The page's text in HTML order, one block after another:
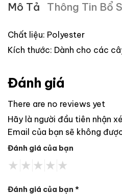
Mô Tả Thông Tin Bổ
Chất liệu: Polyester
Kích thước: Dành cho các
Đánh giá
There are no reviews yet
Hãy là người đầu tiên nhận
Email của bạn sẽ không
Đánh giá của bạn
Đánh giá của bạn *